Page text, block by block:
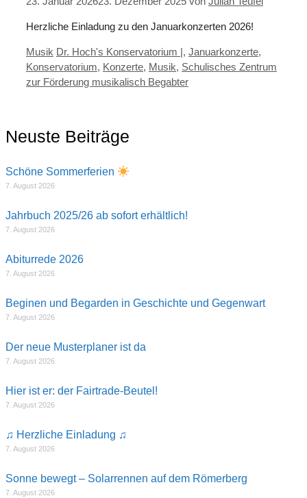
Herzliche Einladung zu den Januarkonzerten 2026!
Kategorien
Musik Schlagwörter
Dr. Hoch's Konservatorium |, Januarkonzerte,
Konservatorium, Konzerte, Musik, Schulisches Zentrum
zur Förderung musikalisch Begabter
Neuste Beiträge
Schöne Sommerferien
7. August 2026
Jahrbuch 2025/26 ab sofort erhältlich!
7. August 2026
Abiturrede 2026
7. August 2026
Beginen und Begarden in Geschichte und Gegenwart
7. August 2026
Der neue Musterplaner ist da
7. August 2026
Hier ist er: der Fairtrade-Beutel!
7. August 2026
♫ Herzliche Einladung ♫
7. August 2026
Sonne bewegt – Solarrennen auf dem Römerberg
7. August 2026